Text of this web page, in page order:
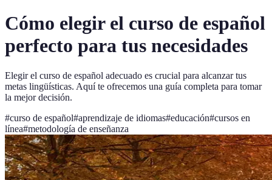
Cómo elegir el curso de español
perfecto para tus necesidades
Elegir el curso de español adecuado es crucial para alcanzar tus
metas lingüísticas. Aquí te ofrecemos una guía completa para tomar
la mejor decisión.
#curso de español#aprendizaje de idiomas#educación#cursos en
línea#metodología de enseñanza